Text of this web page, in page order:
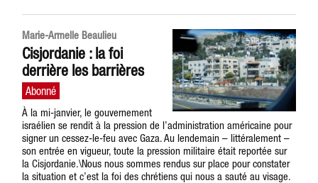
Marie-Armelle Beaulieu
Cisjordanie : la foi
derrière les barrières
À la mi-janvier, le gouvernement
israélien se rendit à la pression de l’administration américaine pour
signer un cessez-le-feu avec Gaza. Au lendemain – littéralement –
son entrée en vigueur, toute la pression militaire était reportée sur
la Cisjordanie.\Nous nous sommes rendus sur place pour constater
la situation et c’est la foi des chrétiens qui nous a sauté au visage.